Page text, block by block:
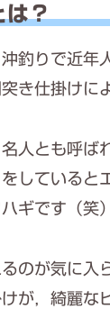
は？
釣りで近年
き仕掛けに
人とも呼ば
していると
ギです（笑）
のが気に入
が，綺麗な